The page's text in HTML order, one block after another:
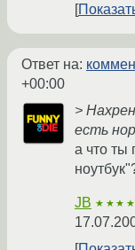
Ответ на:
+00:00
>
есть
а что ты
JB